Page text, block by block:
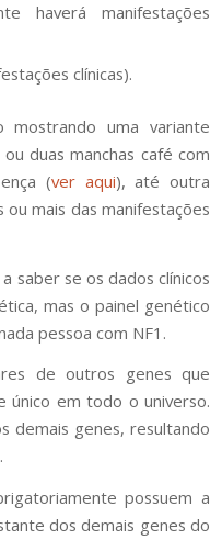
haverá manifestações
clínicas).
uma variante
duas manchas café com
(ver aqui), até outra
mais das manifestações
saber se os dados clínicos
mas o painel genético
pessoa com NF1.
de outros genes que
único em todo o universo.
demais genes, resultando
possuem a
dos demais genes do